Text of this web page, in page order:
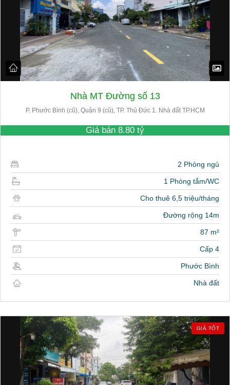
Nhà MT Đường số 13
P. Phước Bình (cũ), Quận 9 (cũ), TP. Thủ Đức 1. Nhà đất TP.HCM
Giá bán 8.80 tỷ
2 Phòng ngủ
1 Phòng tắm/WC
Cho thuê 6,5 triệu/tháng
Đường rộng 14m
87 m²
Cấp 4
Phước Bình
Nhà đất
GIÁ TỐT